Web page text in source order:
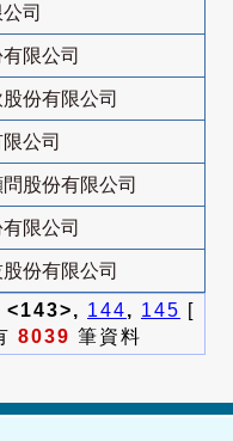
司
限公司
份有限公司
公司
股份有限公司
限公司
份有限公司
<143>, 144, 145 [
8039 筆資料